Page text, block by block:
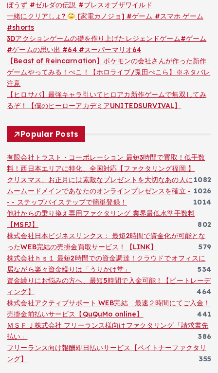
ぼうず #ゼルダの伝説 #ブレスオブザワイルド
一緒にクリアしょ?
[家電カノジョ] #ゲーム #スマホ ゲーム
#shorts
3Dアクションゲームの礎を作り上げたレジェンドゲーム#ゲーム
#ゲームの思い出 #64 #スーパーマリオ64
【Beast of Reincarnation】ポケモンの会社さんが作った新作
ゲームやってみる！ぺこ！【ホロライブ/兎田ぺこら】※ネタバレ
注意
【ヒロサバ】最強キャラ引いてヒロアカ新作ゲームで無双してみ
るぞ！【僕のヒーローアカデミアUNITEDSURVIVAL】
Popular Posts
有限会社トラスト・コーポレーション 最短3時間で買取！低手数
料！西日本エリアに特化、全国対応【ファクタリング福岡 】
1082
クリスマス、お正月には素敵なプレゼントを大切なあの人に
1026
ムームードメインであなたのオンラインプレゼンスを確立 -
- - ステップバイステップで簡単登録！
1014
他社からの乗り換え専用ファクタリング 業界最低水準手数料
【MSFJ】
802
株式会社日本ビジネスリンクス： 最短2時間で資金化が可能とな
ったWEB完結の売掛金買取サービス！【LINK】
579
株式会社ｈｓ１ 最短2時間での資金調達！クラウドでオフィスに
居ながら楽々資金繰りは「うりかけ堂」
534
資金繰りにお悩みの方へ、最短5時間で入金可能！【ビートレーデ
ィング】
464
株式会社アクティブサポート WEB完結 最速２時間にてご入金！
売掛金前払いサービス【QuQuMo online】
441
ＭＳＦＪ株式会社 フリーランス様向けファクタリング「請求書先
払い」
386
フリーランス向け報酬即日払いサービス【ペイトナーファクタリ
ング】
355